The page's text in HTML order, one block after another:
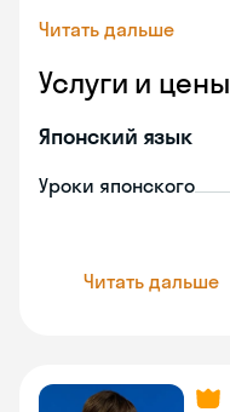
Читать дальше
Услуги и цены
Японский язык
Уроки японского
Читать дальше